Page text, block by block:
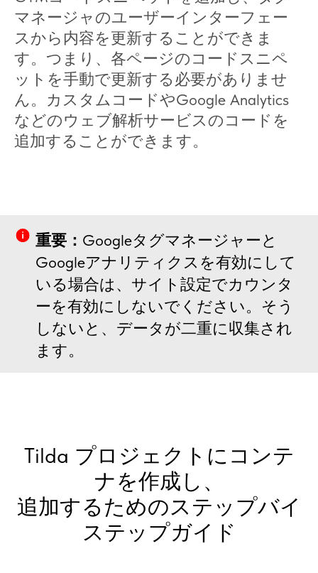
マネージャのユーザーインターフェー
スから内容を更新することができま
す。つまり、各ページのコードスニペ
ットを手動で更新する必要がありませ
ん。カスタムコードやGoogle Analytics
などのウェブ解析サービスのコードを
追加することができます。
重要： Googleタグマネージャーと
Googleアナリティクスを有効にして
いる場合は、サイト設定でカウンタ
ーを有効にしないでください。そう
しないと、データが二重に収集され
ます。
Tilda プロジェクトにコンテ
ナを作成し、
追加するためのステップバイ
ステップガイド